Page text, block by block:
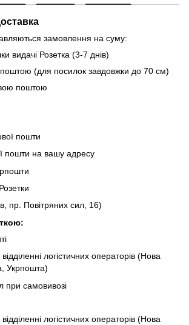
замовлення на суму:
видачі Розетка (3-7 днів)
(для посилок завдовжки до 70 см)
поштою
пошти
пошти на вашу адресу
пр. Повітряних сил, 16)
логістичних операторів (Нова
Укрпошта)
при самовивозі
логістичних операторів (Нова